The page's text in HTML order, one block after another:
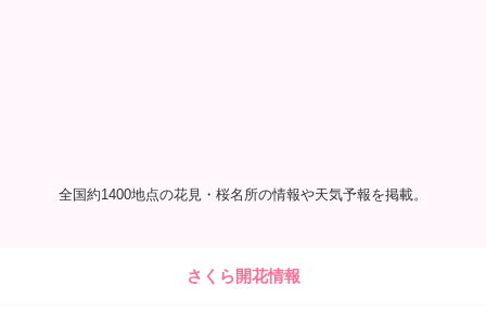
全国約1400地点の花見・桜名所の情報や天気予報を掲載。
さくら開花情報